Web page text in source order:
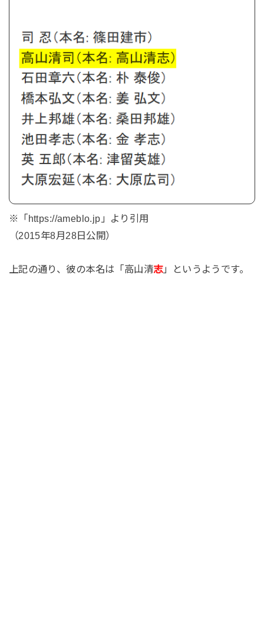
※「https://ameblo.jp」より引用
（2015年8月28日公開）
上記の通り、彼の本名は「高山清志」というようです。